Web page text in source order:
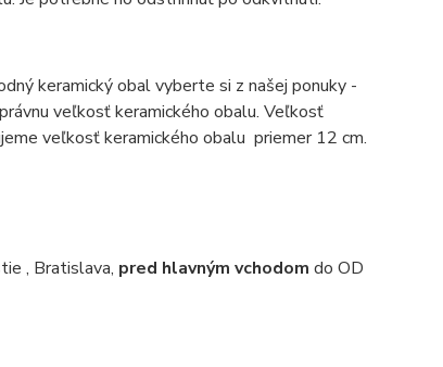
keramický obal vyberte si z našej ponuky -
veľkosť keramického obalu. Veľkosť
veľkosť keramického obalu priemer 12 cm.
, Bratislava, pred hlavným vchodom do OD